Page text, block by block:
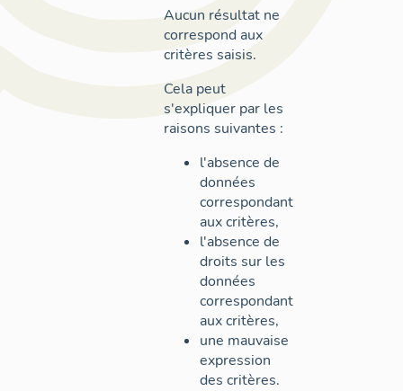
Aucun résultat ne
correspond aux
critères saisis.
Cela peut
s'expliquer par les
raisons suivantes :
l'absence de
données
correspondant
aux critères,
l'absence de
droits sur les
données
correspondant
aux critères,
une mauvaise
expression
des critères.